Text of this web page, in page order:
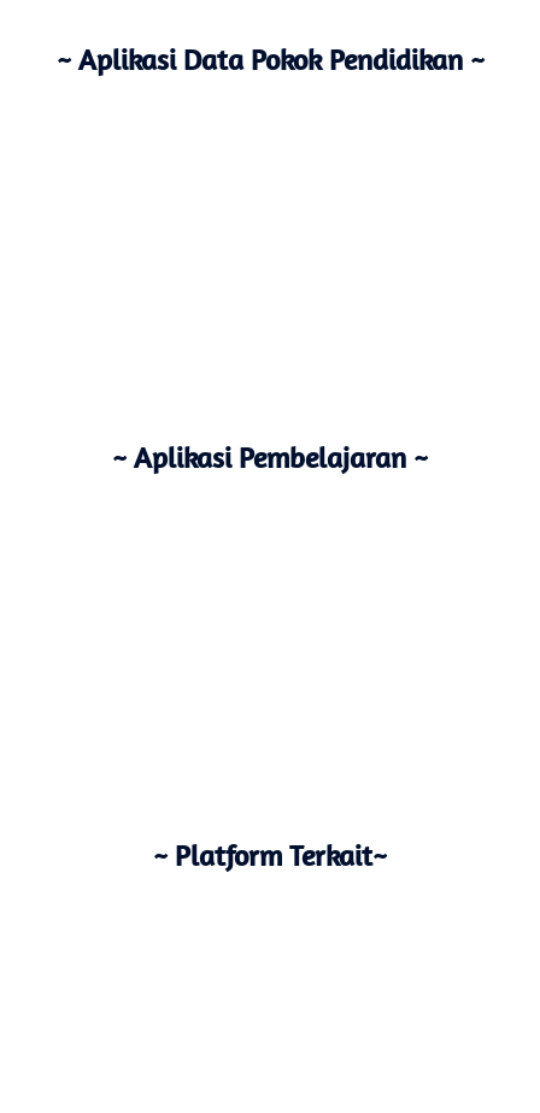
~ Aplikasi Data Pokok Pendidikan ~
~ Aplikasi Pembelajaran ~
~ Platform Terkait~